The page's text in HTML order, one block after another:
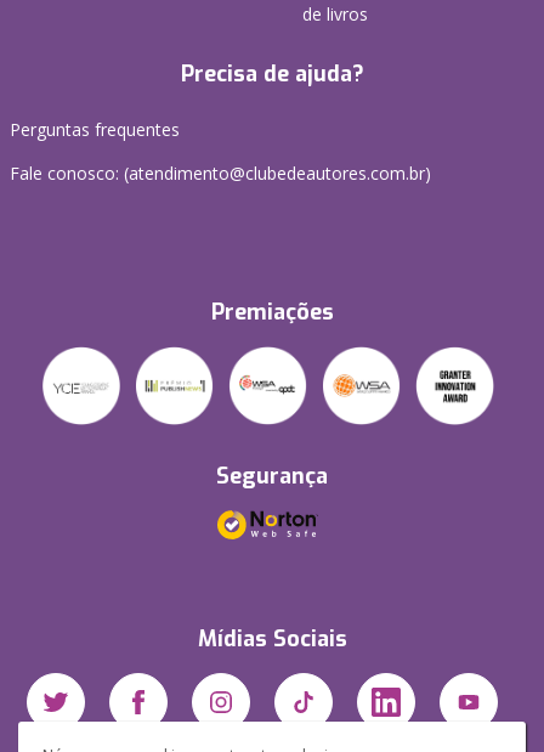
de livros
Precisa de ajuda?
Perguntas frequentes
Fale conosco: (atendimento@clubedeautores.com.br)
Premiações
Segurança
Mídias Sociais